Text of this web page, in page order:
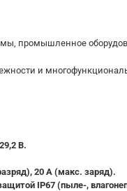
промышленное
и
В.
20 А (макс. заряд).
IP67 (пыле-,